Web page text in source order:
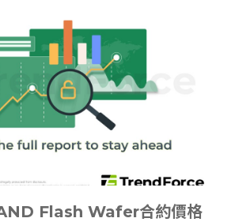
Flash Wafer合約價格